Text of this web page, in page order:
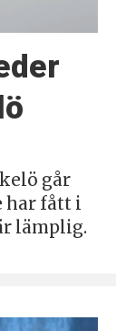
går
har fått i
lämplig.